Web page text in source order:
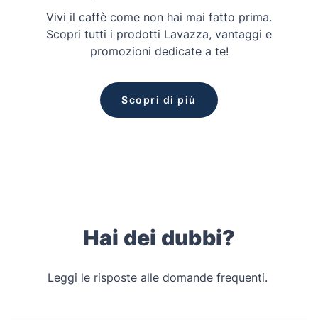
Vivi il caffè come non hai mai fatto prima.
Scopri tutti i prodotti Lavazza, vantaggi e
promozioni dedicate a te!
Scopri di più
Hai dei dubbi?
Leggi le risposte alle domande frequenti.